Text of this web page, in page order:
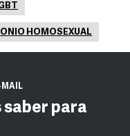
HOMOSEXUAL
MAIL
saber para